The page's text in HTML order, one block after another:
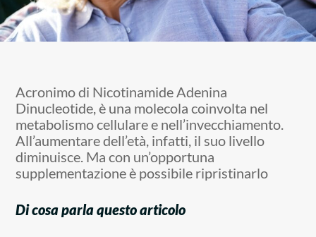
Acronimo di Nicotinamide Adenina
Dinucleotide, è una molecola coinvolta nel
metabolismo cellulare e nell’invecchiamento.
All’aumentare dell’età, infatti, il suo livello
diminuisce. Ma con un’opportuna
supplementazione è possibile ripristinarlo
Di cosa parla questo articolo